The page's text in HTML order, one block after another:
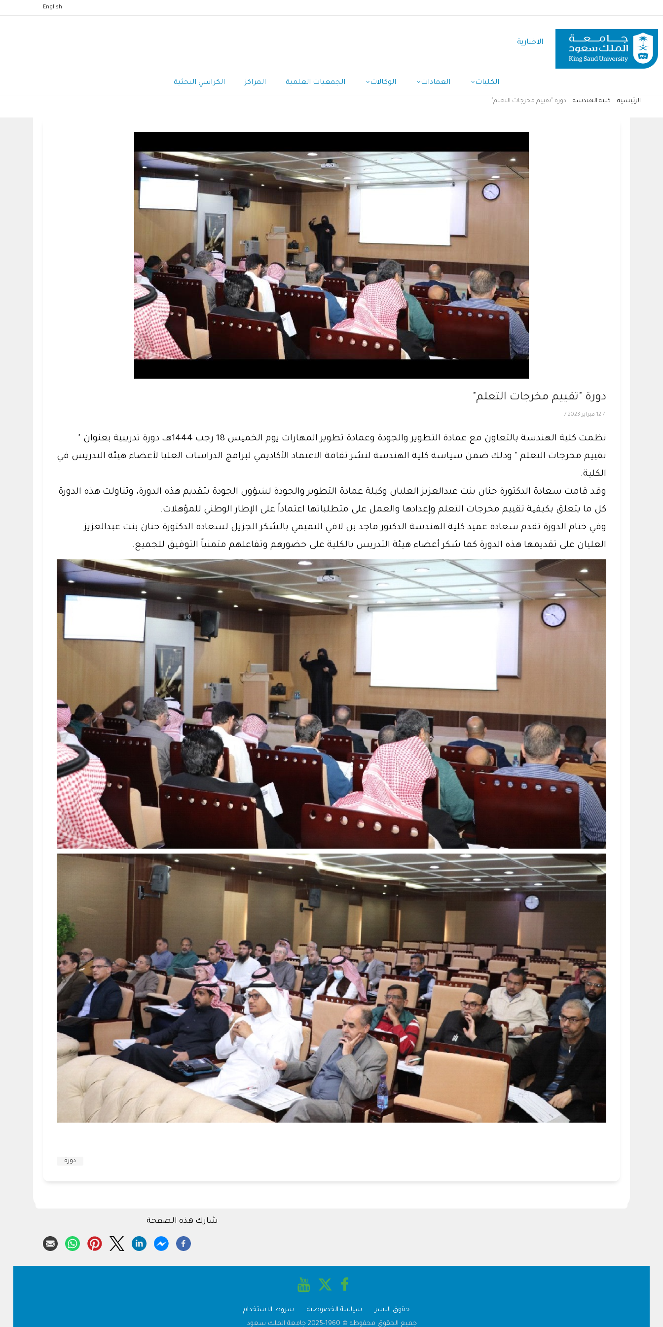
المحتوى
الرئيسي
English
الاخبارية
Navigation
الكليات العمادات الوكالات الجمعيات العلمية المراكز الكراسي البحثية
الرئيسية كلية الهندسة دورة "تقييم مخرجات التعلم"
دورة "تقييم مخرجات التعلم"
/ 12 فبراير 2023 /
نظمت كلية الهندسة بالتعاون مع عمادة التطوير والجودة وعمادة تطوير المهارات يوم الخميس 18 رجب 1444هـ، دورة تدريبية بعنوان "
تقييم مخرجات التعلم " وذلك ضمن سياسة كلية الهندسة لنشر ثقافة الاعتماد الأكاديمي لبرامج الدراسات العليا لأعضاء هيئة التدريس في
الكلية.
وقد قامت سعادة الدكتورة حنان بنت عبدالعزيز العليان وكيلة عمادة التطوير والجودة لشؤون الجودة بتقديم هذه الدورة، وتناولت هذه الدورة
كل ما يتعلق بكيفية تقييم مخرجات التعلم وإعدادها والعمل على متطلباتها اعتماداً على الإطار الوطني للمؤهلات.
وفي ختام الدورة تقدم سعادة عميد كلية الهندسة الدكتور ماجد بن لافي التميمي بالشكر الجزيل لسعادة الدكتورة حنان بنت عبدالعزيز
العليان على تقديمها هذه الدورة كما شكر أعضاء هيئة التدريس بالكلية على حضورهم وتفاعلهم متمنياً التوفيق للجميع.
دورة
شارك هذه الصفحة
حقوق النشر سياسة الخصوصية
شروط الاستخدام
جميع الحقوق محفوظة © 1960-2025 جامعة الملك سعود